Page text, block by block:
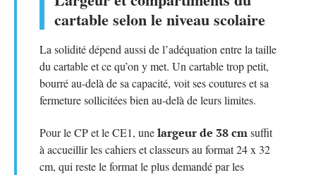
cartable selon le niveau scolaire
La solidité dépend aussi de l’adéquation entre la taille
du cartable et ce qu’on y met. Un cartable trop petit,
bourré au-delà de sa capacité, voit ses coutures et sa
fermeture sollicitées bien au-delà de leurs limites.
Pour le CP et le CE1, unelargeur de 38 cmsuffit
à accueillir les cahiers et classeurs au format 24 x 32
cm, qui reste le format le plus demandé par les